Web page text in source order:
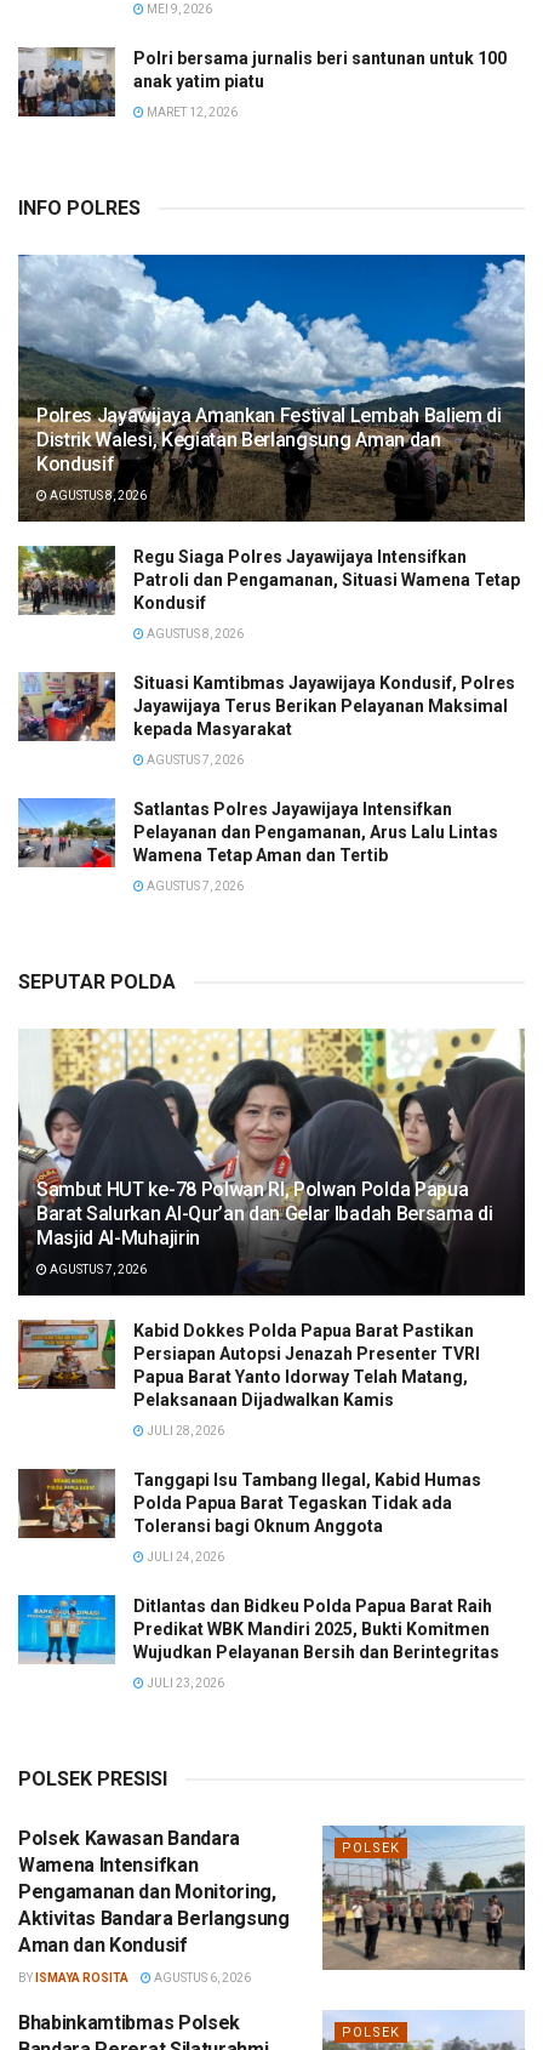
MEI 9, 2026
Polri bersama jurnalis beri santunan untuk 100
anak yatim piatu
MARET 12, 2026
INFO POLRES
Polres Jayawijaya Amankan Festival Lembah Baliem di
Distrik Walesi, Kegiatan Berlangsung Aman dan
Kondusif
AGUSTUS 8, 2026
Regu Siaga Polres Jayawijaya Intensifkan
Patroli dan Pengamanan, Situasi Wamena Tetap
Kondusif
AGUSTUS 8, 2026
Situasi Kamtibmas Jayawijaya Kondusif, Polres
Jayawijaya Terus Berikan Pelayanan Maksimal
kepada Masyarakat
AGUSTUS 7, 2026
Satlantas Polres Jayawijaya Intensifkan
Pelayanan dan Pengamanan, Arus Lalu Lintas
Wamena Tetap Aman dan Tertib
AGUSTUS 7, 2026
SEPUTAR POLDA
Sambut HUT ke-78 Polwan RI, Polwan Polda Papua
Barat Salurkan Al-Qur’an dan Gelar Ibadah Bersama di
Masjid Al-Muhajirin
AGUSTUS 7, 2026
Kabid Dokkes Polda Papua Barat Pastikan
Persiapan Autopsi Jenazah Presenter TVRI
Papua Barat Yanto Idorway Telah Matang,
Pelaksanaan Dijadwalkan Kamis
JULI 28, 2026
Tanggapi Isu Tambang Ilegal, Kabid Humas
Polda Papua Barat Tegaskan Tidak ada
Toleransi bagi Oknum Anggota
JULI 24, 2026
Ditlantas dan Bidkeu Polda Papua Barat Raih
Predikat WBK Mandiri 2025, Bukti Komitmen
Wujudkan Pelayanan Bersih dan Berintegritas
JULI 23, 2026
POLSEK PRESISI
POLSEK
Polsek Kawasan Bandara
Wamena Intensifkan
Pengamanan dan Monitoring,
Aktivitas Bandara Berlangsung
Aman dan Kondusif
BY ISMAYA ROSITA AGUSTUS 6, 2026
POLSEK
Bhabinkamtibmas Polsek